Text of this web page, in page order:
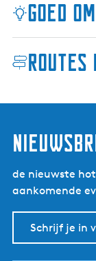
Goed
de nieuwste
aankomende
Schrijf je in